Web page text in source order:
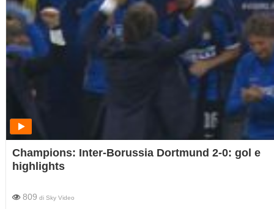
Champions: Inter-Borussia Dortmund 2-0: gol e
highlights
809 di Sky Video